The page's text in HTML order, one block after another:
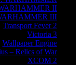
II
III
Transport Fever 2
Victoria 3
Wallpaper Engine
– Relics of War
XCOM 2